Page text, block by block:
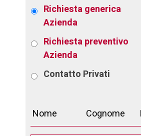
Richiesta generica
Azienda
Richiesta preventivo
Azienda
Contatto Privati